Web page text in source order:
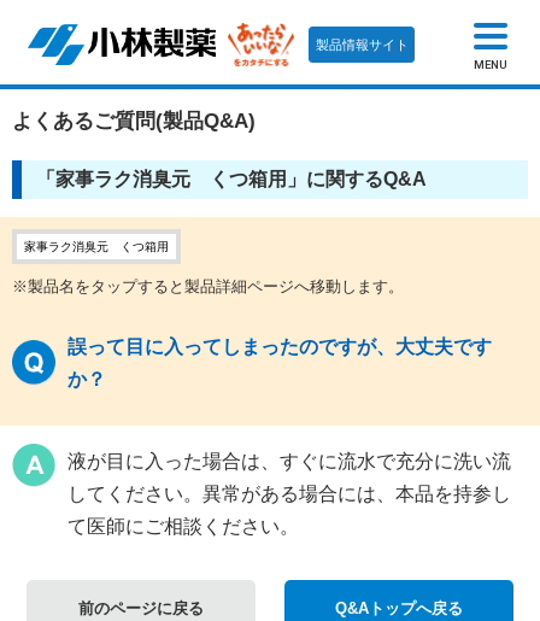
製品情報サイト
MENU
よくあるご質問(製品Q&A)
「家事ラク消臭元 くつ箱用」に関するQ&A
家事ラク消臭元 くつ箱用
※製品名をタップすると製品詳細ページへ移動します。
誤って目に入ってしまったのですが、大丈夫です
か？
液が目に入った場合は、すぐに流水で充分に洗い流
してください。異常がある場合には、本品を持参し
て医師にご相談ください。
前のページに戻る Q&Aトップへ戻る